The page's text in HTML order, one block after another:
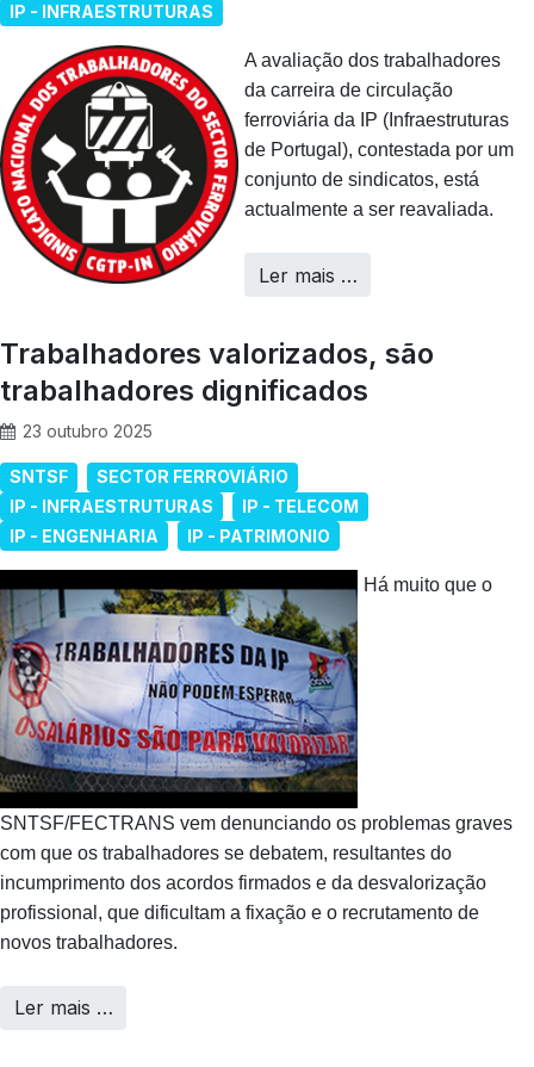
IP - INFRAESTRUTURAS
A avaliação dos trabalhadores
da carreira de circulação
ferroviária da IP (Infraestruturas
de Portugal), contestada por um
conjunto de sindicatos, está
actualmente a ser reavaliada.
Ler mais …
Trabalhadores valorizados, são
trabalhadores dignificados
23 outubro 2025
SNTSF
SECTOR FERROVIÁRIO
IP - INFRAESTRUTURAS
IP - TELECOM
IP - ENGENHARIA
IP - PATRIMONIO
Há muito que o
SNTSF/FECTRANS vem denunciando os problemas graves
com que os trabalhadores se debatem, resultantes do
incumprimento dos acordos firmados e da desvalorização
profissional, que dificultam a fixação e o recrutamento de
novos trabalhadores.
Ler mais …